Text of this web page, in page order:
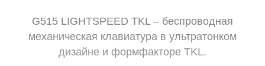
Габариты:
368 х 150 х 22 мм
880 г
G515 LIGHTSPEED TKL – беспроводная
механическая клавиатура в ультратонком
дизайне и формфакторе TKL.